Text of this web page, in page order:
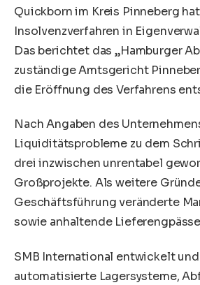
Quickbornim Kreis Pinneberg
Insolvenzverfahren in
Das berichtet das „Hamburger
zuständige Amtsgericht
die Eröffnung des Verfahrens
Nach Angaben des
Liquiditätsprobleme zu dem
drei inzwischen unrentabel
Großprojekte. Als weitere
Geschäftsführung veränderte
sowie anhaltende
SMB International entwickelt
automatisierte Lagersysteme,